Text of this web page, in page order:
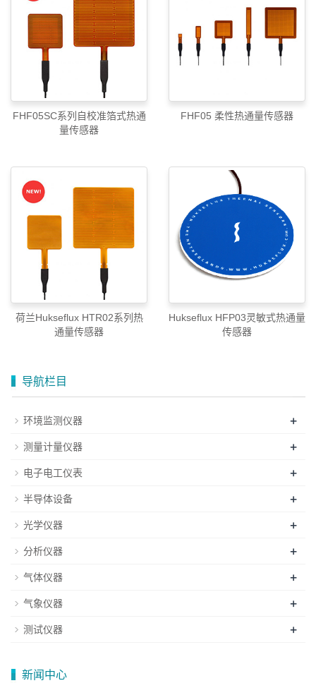
FHF05SC系列自校准箔式热通
量传感器
FHF05 柔性热通量传感器
荷兰Hukseflux HTR02系列热
通量传感器
Hukseflux HFP03灵敏式热通量
传感器
导航栏目
环境监测仪器 +
测量计量仪器 +
电子电工仪表 +
半导体设备 +
光学仪器 +
分析仪器 +
气体仪器 +
气象仪器 +
测试仪器 +
新闻中心